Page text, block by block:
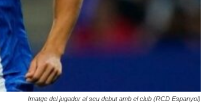
Imatge del jugador al seu debut amb el club (RCD Espanyol)